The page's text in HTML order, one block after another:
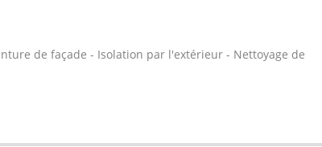
de façade - Isolation par l'extérieur - Nettoyage de